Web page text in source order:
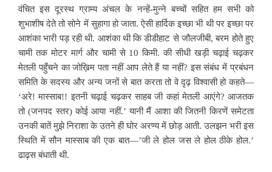
वंचित इस दूरस्थ ग्राम्य अंचल के नन्हें-मुन्ने बच्चों सहित हम सभी को
शुभाशीष देते तो सोने में सुहागा हो जाता. ऐसी हार्दिक इच्छा भी थी पर इच्छा पर
आशंका भारी पड़ रही थी. आशंका थी कि डीडीहाट से जौलजीबी, बरम होते हुए
चामी तक मोटर मार्ग और चामी से 10 किमी. की सीधी खड़ी चढ़ाई चढ़कर
मेतली पहुँचने का जोख़िम पता नहीं आप लेते हैं या नहीं? इस संबंध में प्रबंधन
समिति के सदस्य और अन्य जनों से बात करता तो वे दृढ़ विश्वासी हो कहते—
‘अरे! मास्साब!! इतनी चढ़ाई चढ़कर साहब जी कहां मेतली आएंगे? आजतक
तो (जनपद स्तर) कोई आया नहीं.’ यानी मैं आशा की जितनी किरणें समेटता
उनकी बातें मुझे निराशा के उतने ही घोर अरण्य में छोड़ आती. उलझन भरी इस
स्थिति में सौन मास्साब की एक बात—’जी ले होल जस ले होल ठीके होल.’
ढाढ़स बंधाती थी.